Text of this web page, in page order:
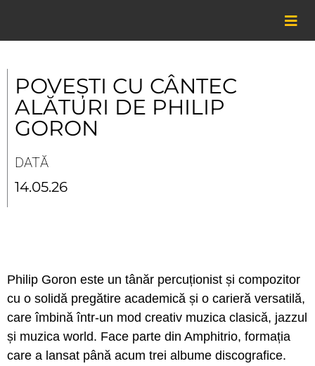
content
POVEȘTI CU CÂNTEC
ALĂTURI DE PHILIP
GORON
DATĂ
14.05.26
Philip Goron este un tânăr percuționist și compozitor
cu o solidă pregătire academică și o carieră versatilă,
care îmbină într-un mod creativ muzica clasică, jazzul
și muzica world. Face parte din Amphitrio, formația
care a lansat până acum trei albume discografice.